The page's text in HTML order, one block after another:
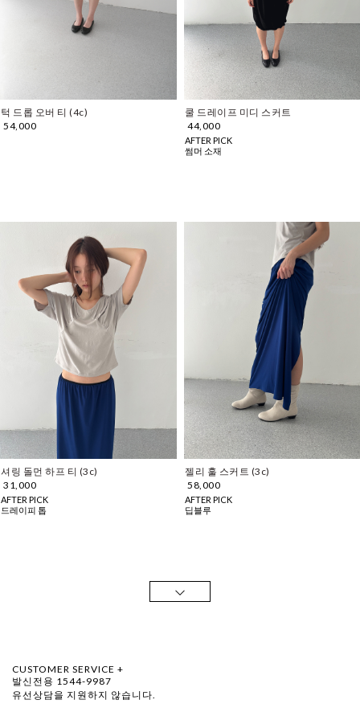
턱 드롭 오버 티 (4c)
54,000
쿨 드레이프 미디 스커트
44,000
AFTER PICK
썸머 소재
셔링 돌먼 하프 티 (3c)
31,000
AFTER PICK
드레이피 톱
젤리 훌 스커트 (3c)
58,000
AFTER PICK
딥블루
CUSTOMER SERVICE +
발신전용 1544-9987
유선상담을 지원하지 않습니다.